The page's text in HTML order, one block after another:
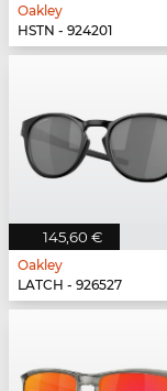
Oakley
HSTN - 924201
145,60 €
Oakley
LATCH - 926527